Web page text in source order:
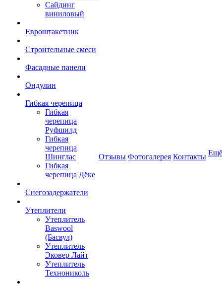
Сайдинг
виниловый
Евроштакетник
Строительные смеси
Фасадные панели
Ондулин
Гибкая черепица
Гибкая
черепица
Руфшилд
Гибкая
черепица
Шинглас
Гибкая
черепица Дёке
Снегозадержатели
Утеплители
Утеплитель
Baswool
(Басвул)
Утеплитель
Эковер Лайт
Утеплитель
Технониколь
Отзывы Фотогалерея Контакты Ещё